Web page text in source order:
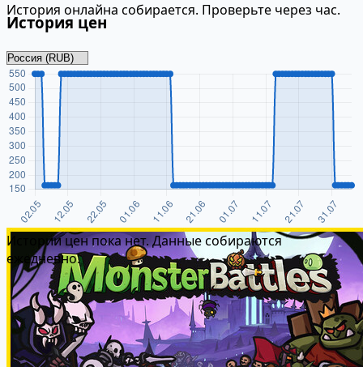
История онлайна собирается. Проверьте через час.
История цен
Истории цен пока нет. Данные собираются
ежедневно.